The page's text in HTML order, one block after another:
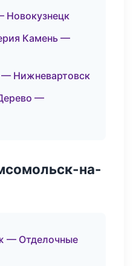
Камень —
Нижневартовск
—
на-
— Отделочные